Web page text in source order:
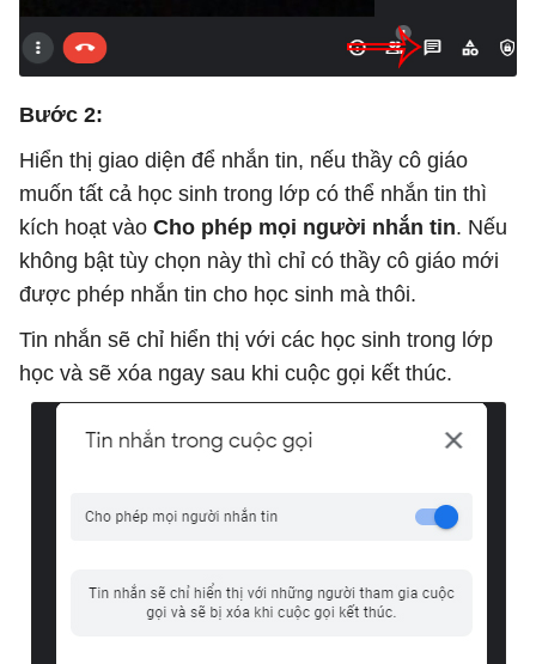
Bước 2:
Hiển thị giao diện để nhắn tin, nếu thầy cô giáo
muốn tất cả học sinh trong lớp có thể nhắn tin thì
kích hoạt vào Cho phép mọi người nhắn tin. Nếu
không bật tùy chọn này thì chỉ có thầy cô giáo mới
được phép nhắn tin cho học sinh mà thôi.
Tin nhắn sẽ chỉ hiển thị với các học sinh trong lớp
học và sẽ xóa ngay sau khi cuộc gọi kết thúc.